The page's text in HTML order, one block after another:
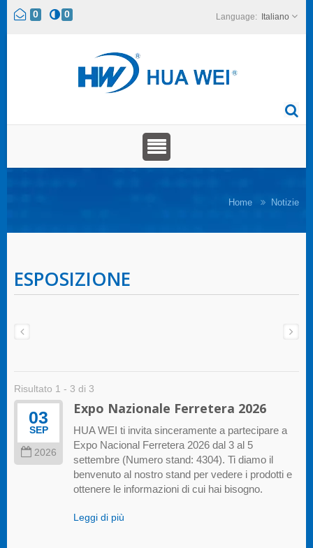
0 0 Italiano
Home Notizie
ESPOSIZIONE
Risultato 1 - 3 di 3
03
SEP
2026
Expo Nazionale Ferretera 2026
HUA WEI ti invita sinceramente a partecipare a
Expo Nacional Ferretera 2026 dal 3 al 5
settembre (Numero stand: 4304). Ti diamo il
benvenuto al nostro stand per vedere i prodotti e
ottenere le informazioni di cui hai bisogno.
Leggi di più